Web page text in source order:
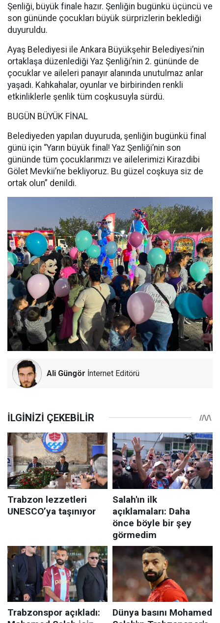
Şenliği, büyük finale hazır. Şenliğin bugünkü üçüncü ve
son gününde çocukları büyük sürprizlerin beklediği
duyuruldu.
Ayaş Belediyesi ile Ankara Büyükşehir Belediyesi’nin
ortaklaşa düzenlediği Yaz Şenliği’nin 2. gününde de
çocuklar ve aileleri panayır alanında unutulmaz anlar
yaşadı. Kahkahalar, oyunlar ve birbirinden renkli
etkinliklerle şenlik tüm coşkusuyla sürdü.
BUGÜN BÜYÜK FİNAL
Belediyeden yapılan duyuruda, şenliğin bugünkü final
günü için “Yarın büyük final! Yaz Şenliği’nin son
gününde tüm çocuklarımızı ve ailelerimizi Kirazdibi
Gölet Mevkii’ne bekliyoruz. Bu güzel coşkuya siz de
ortak olun” denildi.
Ali Güngör İnternet Editörü